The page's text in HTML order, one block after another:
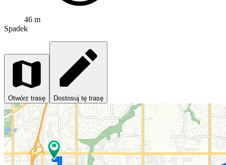
46 m
Spadek
Otwórz trasę Dostosuj tę trasę